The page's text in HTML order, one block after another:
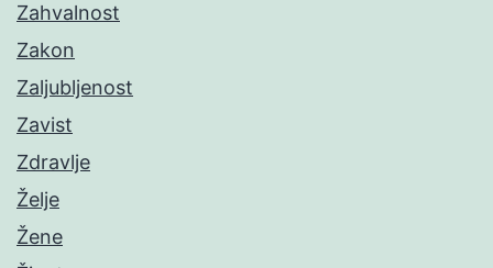
Zahvalnost
Zakon
Zaljubljenost
Zavist
Zdravlje
Želje
Žene